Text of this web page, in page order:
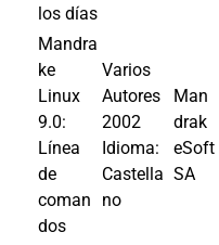
los días
Mandra
ke
Linux
9.0:
Línea
de
coman
dos
Varios
Autores
2002
Idioma:
Castella
no
Man
drak
eSoft
SA